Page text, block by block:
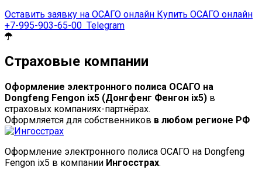
Оставить заявку на ОСАГО онлайн Купить ОСАГО онлайн
+7-995-903-65-00 Telegram
Страховые компании
Оформление электронного полиса ОСАГО на
Dongfeng Fengon ix5 (Донгфенг Фенгон ix5) в
страховых компаниях-партнёрах.
Оформляется для собственников в любом регионе РФ
Оформление электронного полиса ОСАГО на Dongfeng
Fengon ix5 в компании Ингосстрах.